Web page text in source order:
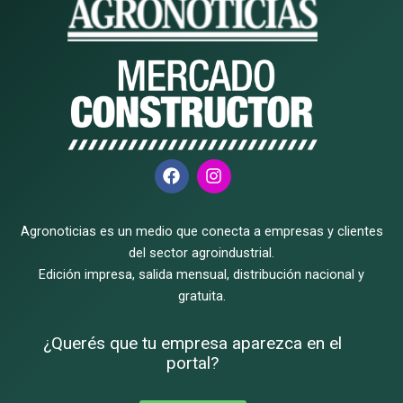
F
a
b
o
o
I
n
a
g
r
a
m
Agronoticias es un medio que conecta a empresas y clientes
del sector agroindustrial.
Edición impresa, salida mensual, distribución nacional y
gratuita.
¿Querés que tu empresa aparezca en el
portal?